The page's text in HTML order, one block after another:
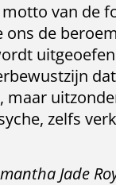
van de
ons de
maar
zelfs
Jade